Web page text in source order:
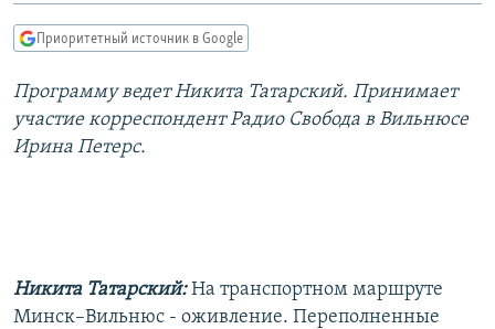
главной
навигации
Вернутся
поиску
IDEL.РЕАЛИИ
КАВКАЗ.РЕАЛИИ
СЕВЕР.РЕАЛИИ
СОЦИАЛЬНЫЕ СЕТИ
Приоритетный источник в Google
Программу ведет Никита Татарский. Принимает
участие корреспондент Радио Свобода в Вильнюсе
Ирина Петерс.
Никита Татарский:На транспортном маршруте
Минск–Вильнюс - оживление. Переполненные